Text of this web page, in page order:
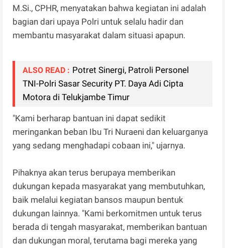
M.Si., CPHR, menyatakan bahwa kegiatan ini adalah
bagian dari upaya Polri untuk selalu hadir dan
membantu masyarakat dalam situasi apapun.
ALSO READ : Potret Sinergi, Patroli Personel
TNI-Polri Sasar Security PT. Daya Adi Cipta
Motora di Telukjambe Timur
"Kami berharap bantuan ini dapat sedikit
meringankan beban Ibu Tri Nuraeni dan keluarganya
yang sedang menghadapi cobaan ini," ujarnya.
Pihaknya akan terus berupaya memberikan
dukungan kepada masyarakat yang membutuhkan,
baik melalui kegiatan bansos maupun bentuk
dukungan lainnya. "Kami berkomitmen untuk terus
berada di tengah masyarakat, memberikan bantuan
dan dukungan moral, terutama bagi mereka yang